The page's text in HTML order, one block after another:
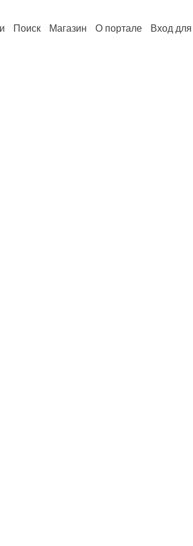
Поиск Магазин О портале Вход